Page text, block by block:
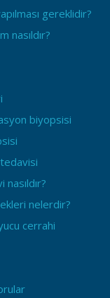
gereklidir?
nasıldır?
biyopsisi
nelerdir?
cerrahi